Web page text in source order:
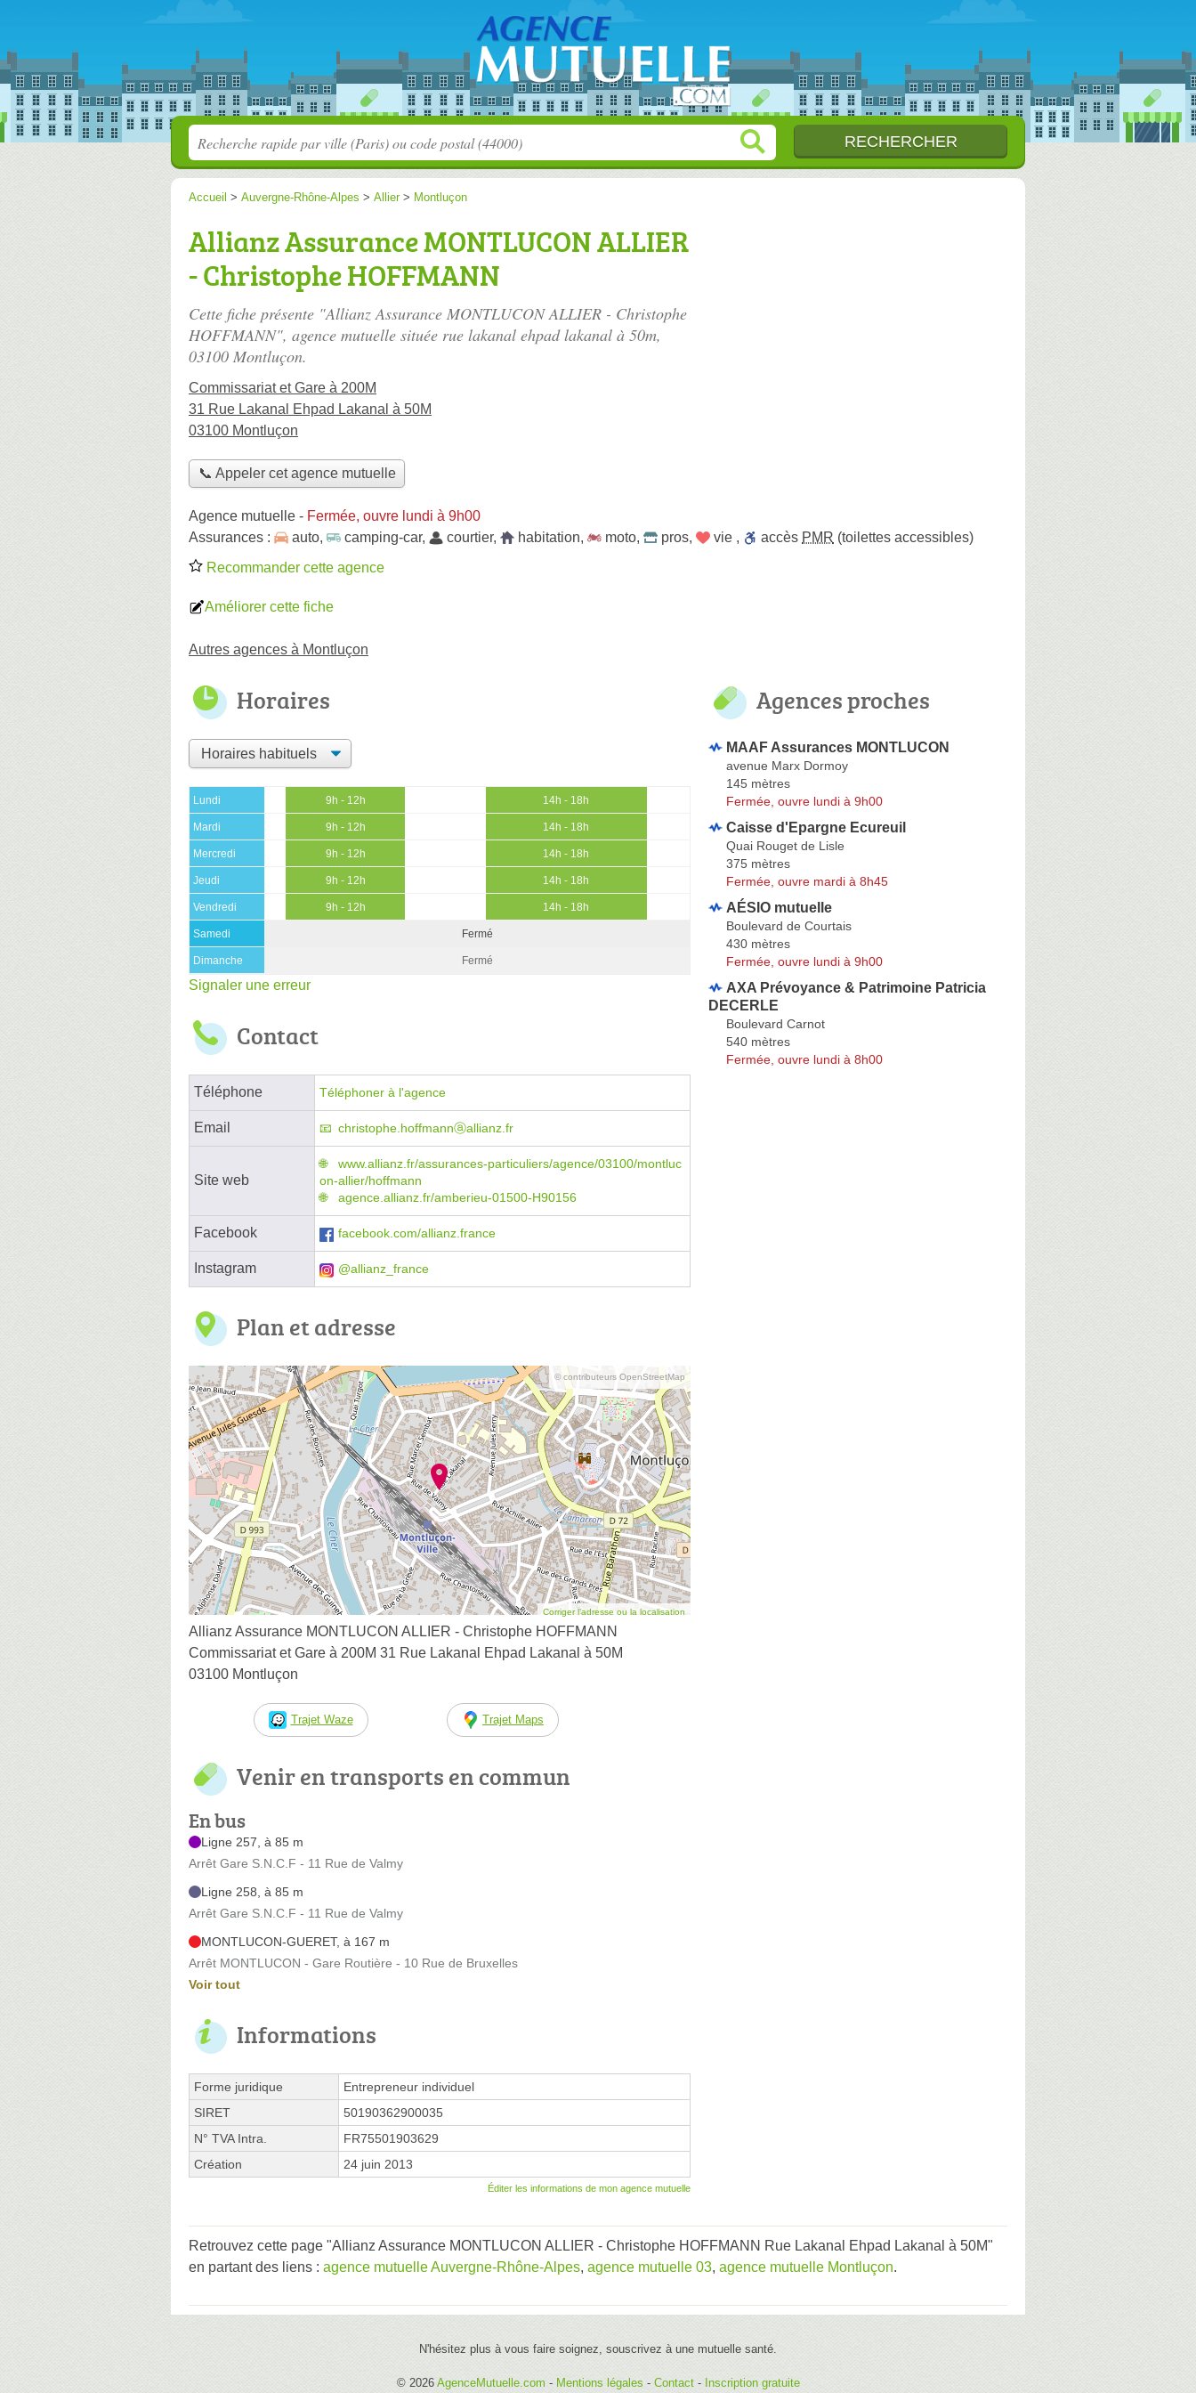
Accueil > Auvergne-Rhône-Alpes > Allier> Montluçon
Allianz Assurance MONTLUCON ALLIER
- Christophe HOFFMANN
Cette fiche présente "Allianz Assurance MONTLUCON ALLIER - Christophe
HOFFMANN", agence mutuelle située rue lakanal ehpad lakanal à 50m,
03100 Montluçon.
Commissariat et Gare à 200M
31 Rue Lakanal Ehpad Lakanal à 50M
03100 Montluçon
📞 Appeler cet agence mutuelle
Agence mutuelle - Fermée, ouvre lundi à 9h00
Assurances :
auto, camping-car, courtier, habitation, moto, pros, vie , accès PMR (toilettes accessibles)
Recommander cette agence
Améliorer cette fiche
Autres agences à Montluçon
Horaires
Lundi 9h - 12h 14h - 18h
Mardi 9h - 12h 14h - 18h
Mercredi 9h - 12h 14h - 18h
Jeudi 9h - 12h 14h - 18h
Vendredi 9h - 12h 14h - 18h
Samedi Fermé
Dimanche Fermé
Signaler une erreur
Contact
Téléphone Téléphoner à l'agence
Email christophe.hoffmannⓐallianz.fr
Site web
www.allianz.fr/assurances-particuliers/agence/03100/montluc
on-allier/hoffmann
agence.allianz.fr/amberieu-01500-H90156
Facebook facebook.com/allianz.france
Instagram @allianz_france
Plan et adresse
© contributeurs OpenStreetMap
Corriger l’adresse ou la localisation
Allianz Assurance MONTLUCON ALLIER - Christophe HOFFMANN
Commissariat et Gare à 200M 31 Rue Lakanal Ehpad Lakanal à 50M
03100 Montluçon
Trajet Waze Trajet Maps
Venir en transports en commun
En bus
Ligne 257, à 85 m
Arrêt Gare S.N.C.F - 11 Rue de Valmy
Ligne 258, à 85 m
Arrêt Gare S.N.C.F - 11 Rue de Valmy
MONTLUCON-GUERET, à 167 m
Arrêt MONTLUCON - Gare Routière - 10 Rue de Bruxelles
Voir tout
Informations
Forme juridique
Entrepreneur individuel
SIRET
50190362900035
N° TVA Intra.
FR75501903629
Création
24 juin 2013
Éditer les informations de mon agence mutuelle
Agences proches
MAAF Assurances MONTLUCON
avenue Marx Dormoy
145 mètres
Fermée, ouvre lundi à 9h00
Caisse d'Epargne Ecureuil
Quai Rouget de Lisle
375 mètres
Fermée, ouvre mardi à 8h45
AÉSIO mutuelle
Boulevard de Courtais
430 mètres
Fermée, ouvre lundi à 9h00
AXA Prévoyance & Patrimoine Patricia
DECERLE
Boulevard Carnot
540 mètres
Fermée, ouvre lundi à 8h00
Retrouvez cette page "Allianz Assurance MONTLUCON ALLIER - Christophe HOFFMANN Rue Lakanal Ehpad Lakanal à 50M"
en partant des liens : agence mutuelle Auvergne-Rhône-Alpes, agence mutuelle 03, agence mutuelle Montluçon.
N'hésitez plus à vous faire soignez, souscrivez à une mutuelle santé.
© 2026 AgenceMutuelle.com - Mentions légales - Contact- Inscription gratuite